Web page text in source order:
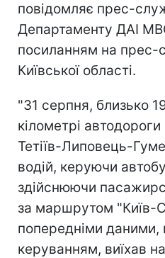
повідомляє прес-
Департаменту ДАІ
посиланням на прес-
Київської області.
"31 серпня, близько
кілометрі
Тетіїв-Липовець-
водій, керуючи
здійснюючи
за маршрутом "Київ-
попередніми
керуванням, виїхав